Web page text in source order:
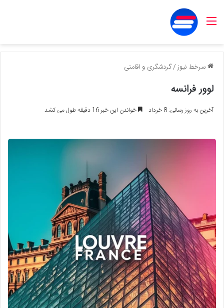
منو
سرخط نیوز/گردشگری و اقامتی
لوور فرانسه
آخرین به روز رسانی: 8 خرداد خواندن این خبر 16 دقیقه طول می کشد